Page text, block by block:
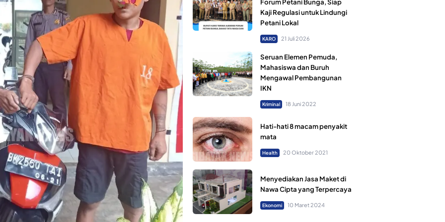
Forum Petani Bunga, Siap
Kaji Regulasi untuk Lindungi
Petani Lokal
KARO 21 Juli 2026
Seruan Elemen Pemuda,
Mahasiswa dan Buruh
Mengawal Pembangunan
IKN
Kriminal 18 Juni 2022
Hati-hati 8 macam penyakit
mata
Health 20 Oktober 2021
Menyediakan Jasa Maket di
Nawa Cipta yang Terpercaya
Ekonomi 10 Maret 2024